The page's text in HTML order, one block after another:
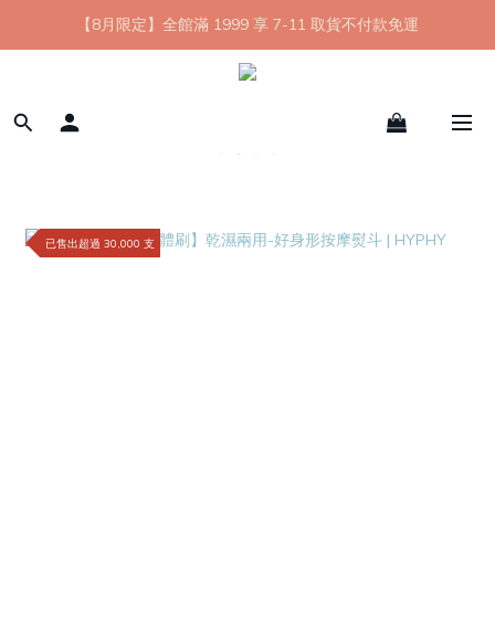
【8月限定】全館滿 1999 享 7-11 取貨不付款免運
【8月限定】全館滿 1999 享 7-11 取貨不付款免運
七夕情人節💘任選 A+B 限時優惠 $1314 元
新會員首購 7-11 店到店免運 點我成為HYPHY Girl
已售出超過 30,000 支